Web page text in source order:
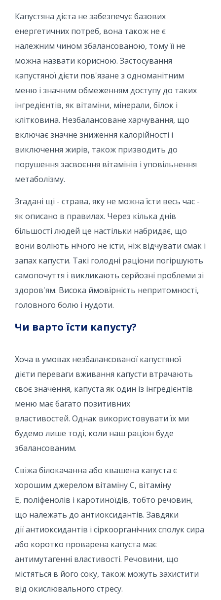
Капустяна дієта не забезпечує базових
енергетичних потреб, вона також не є
належним чином збалансованою, тому її не
можна назвати корисною. Застосування
капустяної дієти пов'язане з одноманітним
меню і значним обмеженням доступу до таких
інгредієнтів, як вітаміни, мінерали, білок і
клітковина. Незбалансоване харчування, що
включає значне зниження калорійності і
виключення жирів, також призводить до
порушення засвоєння вітамінів і уповільнення
метаболізму.
Згадані щі - страва, яку не можна їсти весь час -
як описано в правилах. Через кілька днів
більшості людей це настільки набридає, що
вони воліють нічого не їсти, ніж відчувати смак і
запах капусти. Такі голодні раціони погіршують
самопочуття і викликають серйозні проблеми зі
здоров'ям. Висока ймовірність непритомності,
головного болю і нудоти.
Чи варто їсти капусту?
Хоча в умовах незбалансованої капустяної
дієти переваги вживання капусти втрачають
своє значення, капуста як один із інгредієнтів
меню має багато позитивних
властивостей. Однак використовувати їх ми
будемо лише тоді, коли наш раціон буде
збалансованим.
Свіжа білокачанна або квашена капуста є
хорошим джерелом вітаміну С, вітаміну
Е, поліфенолів і каротиноїдів, тобто речовин,
що належать до антиоксидантів. Завдяки
дії антиоксидантів і сіркоорганічних сполук сира
або коротко проварена капуста має
антимутагенні властивості. Речовини, що
містяться в його соку, також можуть захистити
від окислювального стресу.